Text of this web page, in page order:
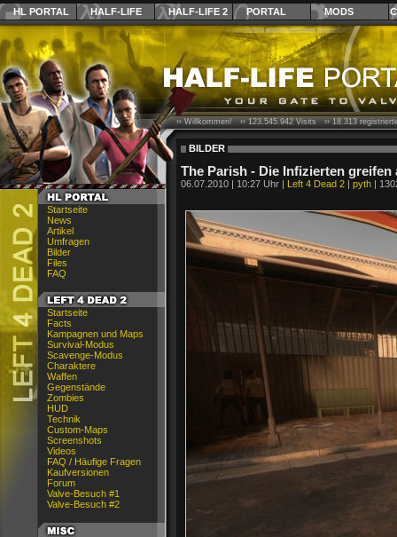
HL PORTAL HALF-LIFE HALF-LIFE 2 PORTAL MODS
Startseite
News
Artikel
Umfragen
Bilder
Files
FAQ
Startseite
Facts
Kampagnen und Maps
Survival-Modus
Scavenge-Modus
Charaktere
Waffen
Gegenstände
Zombies
HUD
Technik
Custom-Maps
Screenshots
Videos
FAQ / Häufige Fragen
Kaufversionen
Forum
Valve-Besuch #1
Valve-Besuch #2
›› Willkommen! ››123.545.942Visits ››18.313
BILDER
The Parish - Die Infizierten greifen
06.07.2010 | 10:27 Uhr | Left 4 Dead 2 | pyth |